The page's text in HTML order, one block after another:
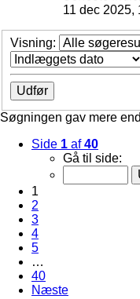
11 dec 2025,
Visning:
Søgningen gav mere
Side 1 af40
Gå til side:
1
2
3
4
5
…
40
Næste